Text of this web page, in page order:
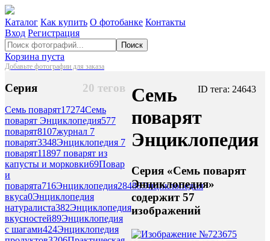
Каталог Как купить О фотобанке Контакты
Вход Регистрация
Поиск
Корзина пуста
Добавьте фотографии для заказа
20 тегов
Серия
Семь поварят17274Семь
поварят Энциклопедия577
поварят8107журнал 7
поварят3348Энциклопедия 7
поварят11897 поварят из
капусты и морковки69Повар
и
поварята716Энциклопедия28488Энциклопедия
вкуса0Энциклопедия
натуралиста382Энциклопедия
вкусностей89Энциклопедия
с шагами424Энциклопедия
ID тега: 24643
Семь
поварят
Энциклопедия
Серия «Семь поварят
Энциклопедия»
содержит 57
изображений